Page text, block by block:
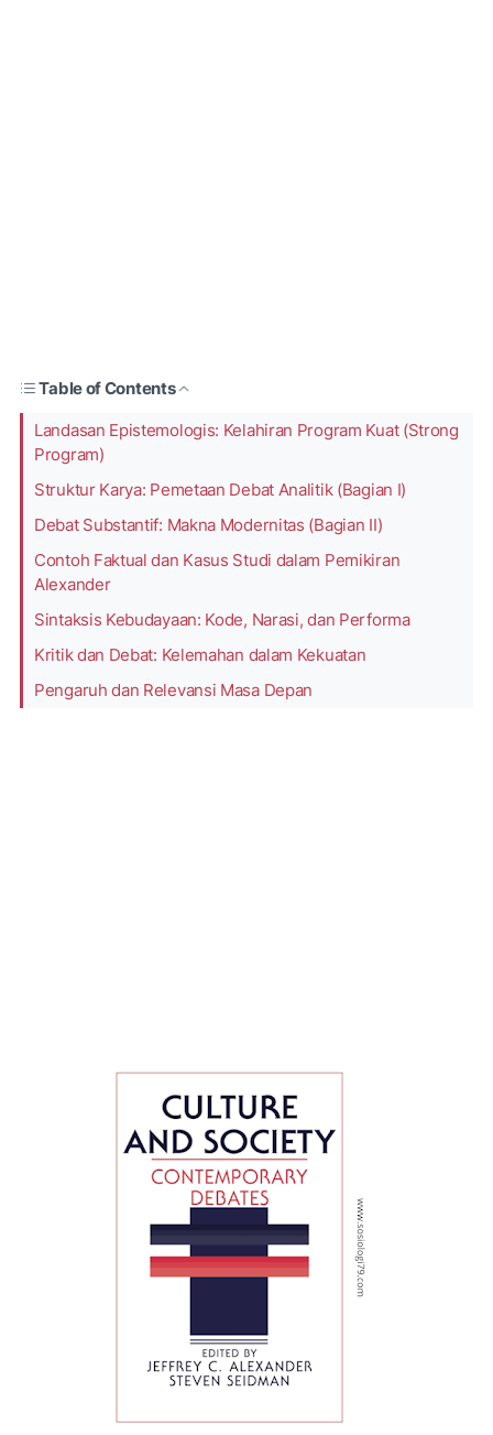
Table of Contents
Landasan Epistemologis: Kelahiran Program Kuat (Strong
Program)
Struktur Karya: Pemetaan Debat Analitik (Bagian I)
Debat Substantif: Makna Modernitas (Bagian II)
Contoh Faktual dan Kasus Studi dalam Pemikiran
Alexander
Sintaksis Kebudayaan: Kode, Narasi, dan Performa
Kritik dan Debat: Kelemahan dalam Kekuatan
Pengaruh dan Relevansi Masa Depan